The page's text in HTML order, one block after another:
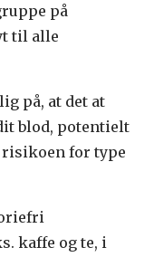
på
til alle
på, at det at
blod, potentielt
for type
kaffe og te, i